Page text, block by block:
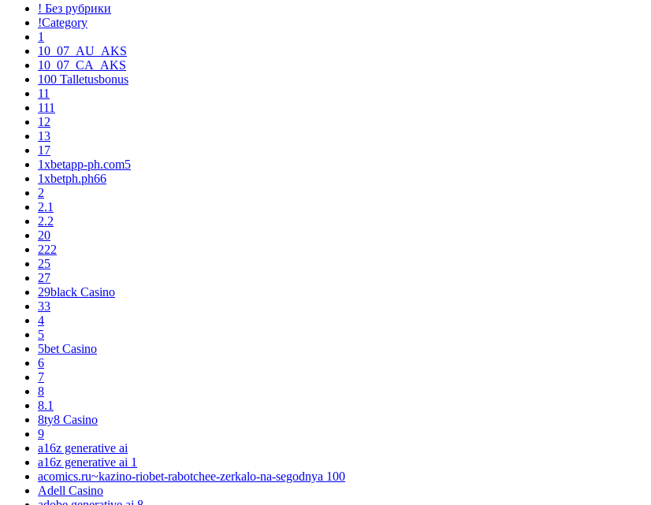
! Без рубрики
!Category
1
10_07_AU_AKS
10_07_CA_AKS
100 Talletusbonus
11
111
12
13
17
1xbetapp-ph.com5
1xbetph.ph66
2
2.1
2.2
20
222
25
27
29black Casino
33
4
5
5bet Casino
6
7
8
8.1
8ty8 Casino
9
a16z generative ai
a16z generative ai 1
acomics.ru~kazino-riobet-rabotchee-zerkalo-na-segodnya 100
Adell Casino